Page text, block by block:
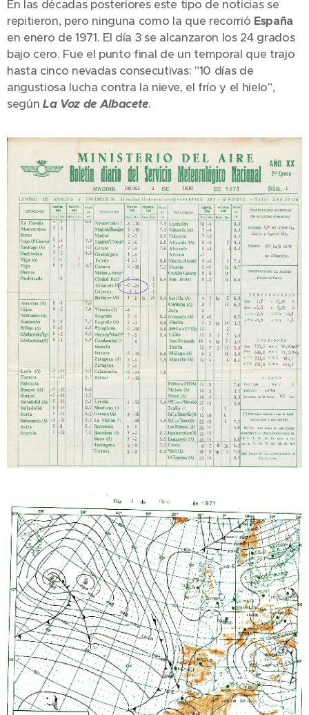
En las décadas posteriores este tipo de noticias se
repitieron, pero ninguna como la que recorrió España
en enero de 1971. El día 3 se alcanzaron los 24 grados
bajo cero. Fue el punto final de un temporal que trajo
hasta cinco nevadas consecutivas: "10 días de
angustiosa lucha contra la nieve, el frío y el hielo",
segúnLa Voz de Albacete.